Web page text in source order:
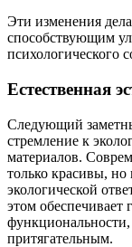
Эти изменения
способствующим
психологического
Естественная
Следующий
стремление к
материалов.
только красивы,
экологической
этом обеспечивает
функциональности,
притягательным.